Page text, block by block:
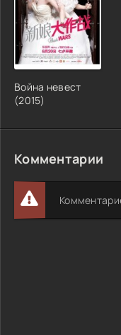
Война невест
(2015)
Комментарии